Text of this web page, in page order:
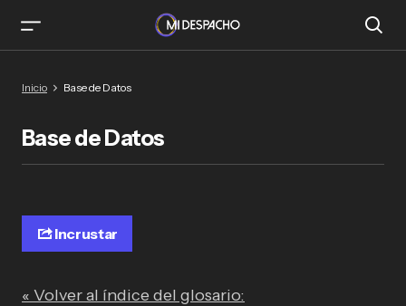
Inicio Base de Datos
Base de Datos
Incrustar
« Volver al índice del glosario: